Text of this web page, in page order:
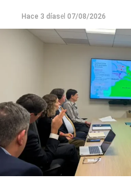
el ritmo de ejecución y
mantenimiento en
Por otra parte, el organismo
técnico que definirá los
151 donde se aplicarán
asfáltica en caliente, una
sectores más deteriorados
transitabilidad.
Hace 3 díasel 07/08/2026